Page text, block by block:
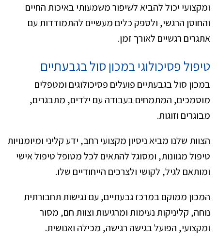
ומקצועי יכול להביא לשיפור משמעותי באיכות החיים
והחוסן הרגשי, ולספק כלים מעשיים להתמודדות עם
אתגרים רגשיים לאורך זמן.
טיפול פסיכולוגי במכון סול בגבעתיים
במכון סול בגבעתיים פועלים פסיכולוגים ומטפלים
מוסמכים, המתמחים בעבודה עם ילדים, מתבגרים,
מבוגרים וזוגות.
הצוות שלנו מביא ניסיון מקצועי רחב, ידע קליני ומיומנויות
טיפול מגוונות, ומסוגל להתאים לכל מטופל טיפול אישי
ומותאם לגיל, לקושי ולצרכים הייחודיים שלו.
המכון ממוקם במרכז גבעתיים, עם נגישות תחבורתית
נוחה, קליניקות נעימות ומרגיעות וצוות חם, מסור
ומקצועי, הפועל בגישה רגישה, מכילה ואנושית.